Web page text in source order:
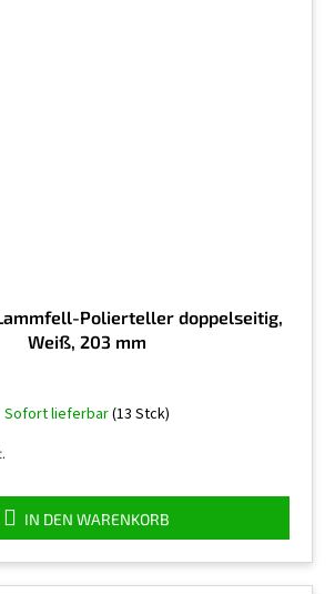
Polierteller doppelseitig,
Weiß, 203 mm
Sofort lieferbar(13 Stck)
IN DEN WARENKORB